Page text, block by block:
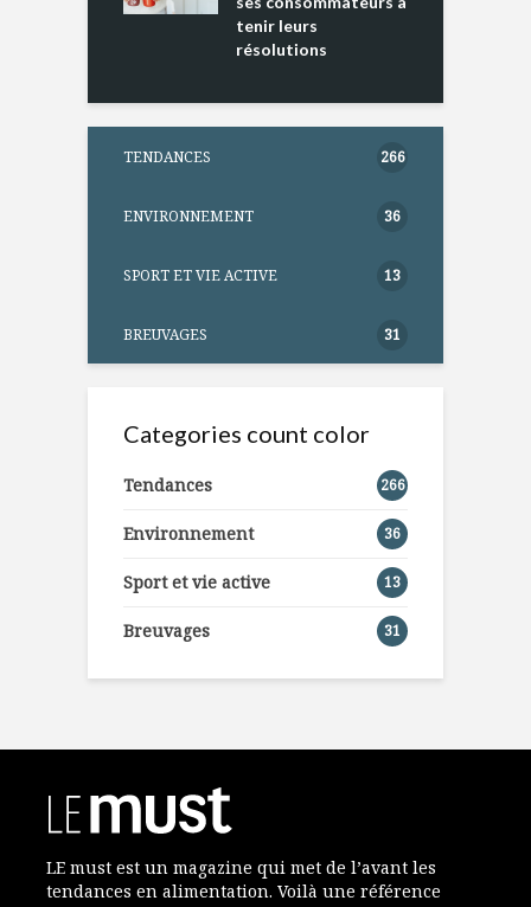
tenir leurs
résolutions
TENDANCES 266
ENVIRONNEMENT 36
SPORT ET VIE ACTIVE 13
BREUVAGES 31
Categories count color
Tendances 266
Environnement 36
Sport et vie active 13
Breuvages 31
LE must est un magazine qui met de l’avant les
tendances en alimentation. Voilà une référence